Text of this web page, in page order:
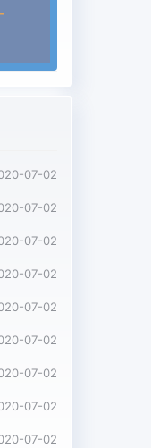
。这六个特点说
大的阶段,不久
、龑、日爆机
和种类都很多,
产企业的如九灿
产品,主要集中
巳经使他们失去
上把焦点放在了
产品,冤枉钱不
方向。些欧美
场的时机和方
欧美主要厂商
,由于没有抓住
的合作伙伴,出
们难以向前推
07-02
07-02
07-02
07-02
07-02
07-02
07-02
07-02
07-02